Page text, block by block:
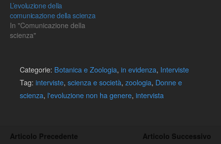
L’evoluzione della
comunicazione della scienza
In "Comunicazione della
scienza"
Categorie: Botanica e Zoologia, in evidenza, Interviste
Tag: interviste, scienza e società, zoologia, Donne e
scienza, l'evoluzione non ha genere, intervista
Articolo Precedente Articolo Successivo